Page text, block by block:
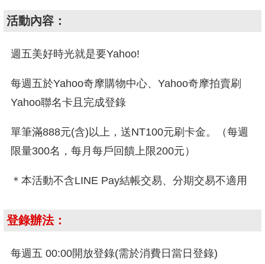
活動內容：
週五美好時光就是要Yahoo!
每週五於Yahoo奇摩購物中心、Yahoo奇摩拍賣刷
Yahoo聯名卡且完成登錄
單筆滿888元(含)以上，送NT100元刷卡金。（每週
限量300名，每月每戶回饋上限200元）
＊本活動不含LINE Pay結帳交易、分期交易不適用
登錄辦法：
每週五 00:00開放登錄(需於消費日當日登錄)